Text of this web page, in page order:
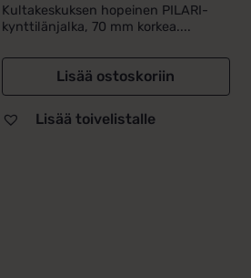
hinta
oli:
537,00 €.
hinta
on:
439,00 €.
Kultakeskuksen hopeinen PILARI-
kynttilänjalka, 70 mm korkea....
Lisää ostoskoriin
Lisää toivelistalle